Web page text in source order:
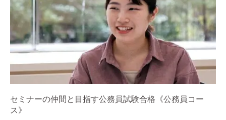
セミナーの仲間と目指す公務員試験合格《公務員コー
ス》